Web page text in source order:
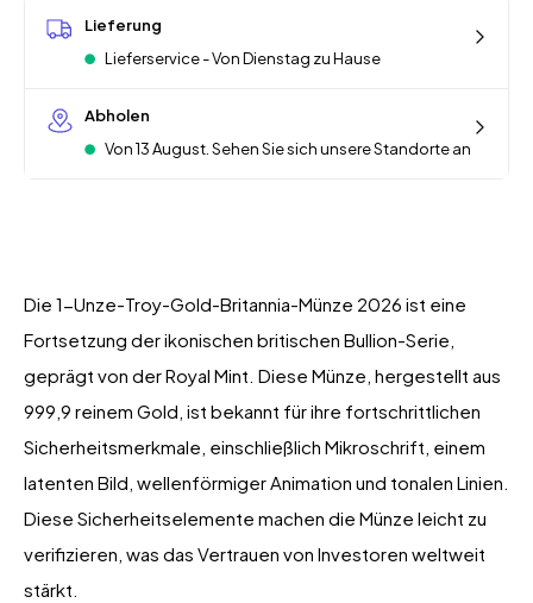
Lieferung
Lieferservice - Von Dienstag zu Hause
Abholen
Von 13 August. Sehen Sie sich unsere Standorte an
Die 1-Unze-Troy-Gold-Britannia-Münze 2026 ist eine
Fortsetzung der ikonischen britischen Bullion-Serie,
geprägt von der Royal Mint. Diese Münze, hergestellt aus
999,9 reinem Gold, ist bekannt für ihre fortschrittlichen
Sicherheitsmerkmale, einschließlich Mikroschrift, einem
latenten Bild, wellenförmiger Animation und tonalen Linien.
Diese Sicherheitselemente machen die Münze leicht zu
verifizieren, was das Vertrauen von Investoren weltweit
stärkt.